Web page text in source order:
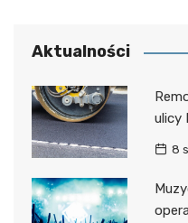
Aktualności
ulicy
8